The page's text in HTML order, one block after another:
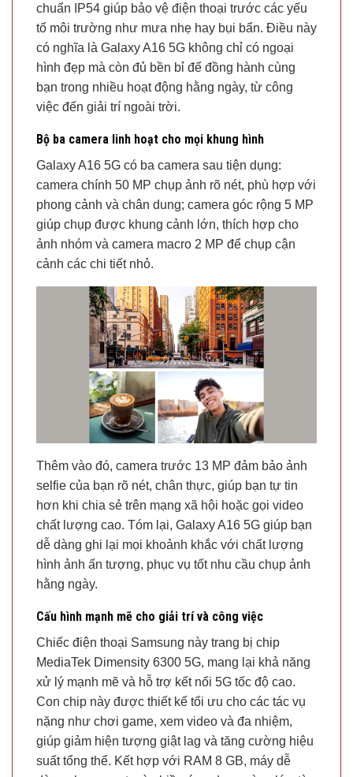
chuẩn IP54 giúp bảo vệ điện thoại trước các yếu
tố môi trường như mưa nhẹ hay bụi bẩn. Điều này
có nghĩa là Galaxy A16 5G không chỉ có ngoại
hình đẹp mà còn đủ bền bỉ để đồng hành cùng
bạn trong nhiều hoạt động hằng ngày, từ công
việc đến giải trí ngoài trời.
Bộ ba camera linh hoạt cho mọi khung hình
Galaxy A16 5G có ba camera sau tiện dụng:
camera chính 50 MP chụp ảnh rõ nét, phù hợp với
phong cảnh và chân dung; camera góc rộng 5 MP
giúp chụp được khung cảnh lớn, thích hợp cho
ảnh nhóm và camera macro 2 MP để chụp cận
cảnh các chi tiết nhỏ.
Thêm vào đó, camera trước 13 MP đảm bảo ảnh
selfie của bạn rõ nét, chân thực, giúp bạn tự tin
hơn khi chia sẻ trên mạng xã hội hoặc gọi video
chất lượng cao. Tóm lại, Galaxy A16 5G giúp bạn
dễ dàng ghi lại mọi khoảnh khắc với chất lượng
hình ảnh ấn tượng, phục vụ tốt nhu cầu chụp ảnh
hằng ngày.
Cấu hình mạnh mẽ cho giải trí và công việc
Chiếc điện thoại Samsung này trang bị chip
MediaTek Dimensity 6300 5G, mang lại khả năng
xử lý mạnh mẽ và hỗ trợ kết nối 5G tốc độ cao.
Con chip này được thiết kế tối ưu cho các tác vụ
nặng như chơi game, xem video và đa nhiệm,
giúp giảm hiện tượng giật lag và tăng cường hiệu
suất tổng thể. Kết hợp với RAM 8 GB, máy dễ